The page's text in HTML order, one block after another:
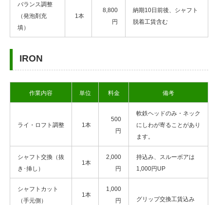
バランス調整
（発泡剤充
填）
1本
8,800
円
納期10日前後、シャフト
脱着工賃含む
IRON
作業内容 単位 料金 備考
ライ・ロフト調整 1本
500
円
軟鉄ヘッドのみ・ネック
にしわが寄ることがあり
ます。
シャフト交換（抜
き･挿し）
1本
2,000
円
持込み、スルーボアは
1,000円UP
シャフトカット
（手元側）
1本
1,000
円
グリップ交換工賃込み